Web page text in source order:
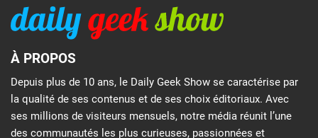
À PROPOS
Depuis plus de 10 ans, le Daily Geek Show se caractérise par
la qualité de ses contenus et de ses choix éditoriaux. Avec
ses millions de visiteurs mensuels, notre média réunit l’une
des communautés les plus curieuses, passionnées et